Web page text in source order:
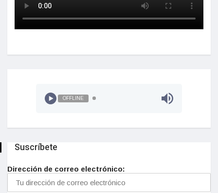
OFFLINE
Suscríbete
Dirección de correo electrónico: